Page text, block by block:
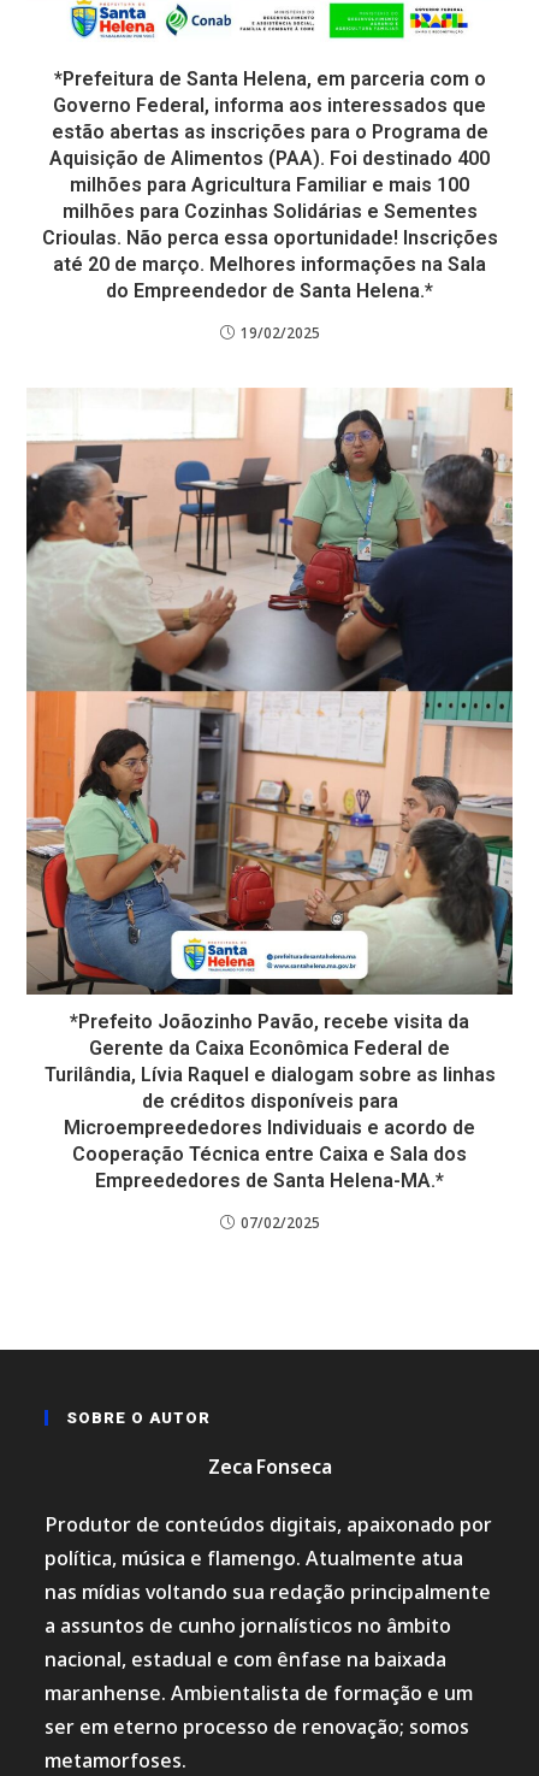
*Prefeitura de Santa Helena, em parceria com o
Governo Federal, informa aos interessados que
estão abertas as inscrições para o Programa de
Aquisição de Alimentos (PAA). Foi destinado 400
milhões para Agricultura Familiar e mais 100
milhões para Cozinhas Solidárias e Sementes
Crioulas. Não perca essa oportunidade! Inscrições
até 20 de março. Melhores informações na Sala
do Empreendedor de Santa Helena.*
19/02/2025
*Prefeito Joãozinho Pavão, recebe visita da
Gerente da Caixa Econômica Federal de
Turilândia, Lívia Raquel e dialogam sobre as linhas
de créditos disponíveis para
Microempreededores Individuais e acordo de
Cooperação Técnica entre Caixa e Sala dos
Empreededores de Santa Helena-MA.*
07/02/2025
SOBRE O AUTOR
Zeca Fonseca
Produtor de conteúdos digitais, apaixonado por
política, música e flamengo. Atualmente atua
nas mídias voltando sua redação principalmente
a assuntos de cunho jornalísticos no âmbito
nacional, estadual e com ênfase na baixada
maranhense. Ambientalista de formação e um
ser em eterno processo de renovação; somos
metamorfoses.